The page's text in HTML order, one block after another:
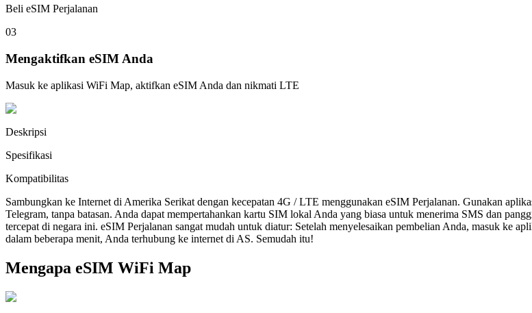
Beli eSIM Perjalanan
03
Mengaktifkan eSIM Anda
Masuk ke aplikasi WiFi Map, aktifkan eSIM Anda dan nikmati LTE
Deskripsi
Spesifikasi
Kompatibilitas
Sambungkan ke Internet di Amerika Serikat dengan kecepatan 4G / LTE menggunakan eSIM Perjalanan. Gunakan
Telegram, tanpa batasan. Anda dapat mempertahankan kartu SIM lokal Anda yang biasa untuk menerima SMS dan
tercepat di negara ini. eSIM Perjalanan sangat mudah untuk diatur: Setelah menyelesaikan pembelian Anda, masuk ke
dalam beberapa menit, Anda terhubung ke internet di AS. Semudah itu!
Mengapa eSIM WiFi Map